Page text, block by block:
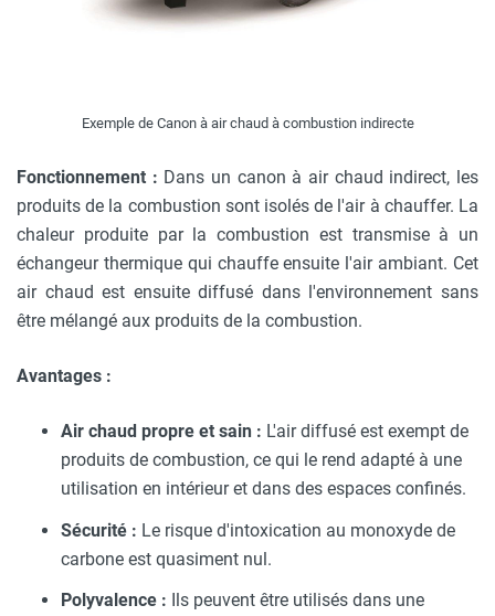
Exemple de Canon à air chaud à combustion indirecte
Fonctionnement : Dans un canon à air chaud indirect, les
produits de la combustion sont isolés de l'air à chauffer. La
chaleur produite par la combustion est transmise à un
échangeur thermique qui chauffe ensuite l'air ambiant. Cet
air chaud est ensuite diffusé dans l'environnement sans
être mélangé aux produits de la combustion.
Avantages :
Air chaud propre et sain : L'air diffusé est exempt de
produits de combustion, ce qui le rend adapté à une
utilisation en intérieur et dans des espaces confinés.
Sécurité : Le risque d'intoxication au monoxyde de
carbone est quasiment nul.
Polyvalence : Ils peuvent être utilisés dans une